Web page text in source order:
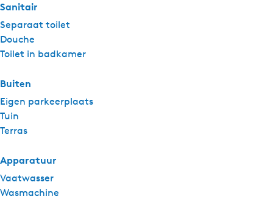
Sanitair
Separaat toilet
Douche
Toilet in badkamer
Buiten
Eigen parkeerplaats
Tuin
Terras
Apparatuur
Vaatwasser
Wasmachine